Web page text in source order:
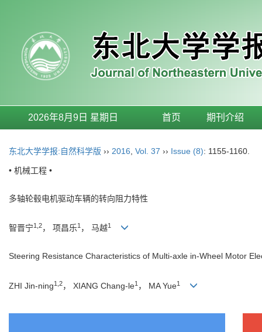
2026年8月9日 星期日 首页 期刊介绍
东北大学学报:自然科学版 ›› 2016 Vol. 37 ›› Issue (8): 1155-1160.
• 机械工程 •
多轴轮毂电机驱动车辆的转向阻力特性
智晋宁1,2， 项昌乐1 ， 马越1
Steering Resistance Characteristics of Multi-axle in-Wheel Motor
ZHI Jin-ning1,2， XIANG Chang-le1 ， MA Yue1